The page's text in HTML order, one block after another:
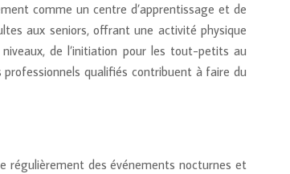
comme un centre d’apprentissage et de
aux seniors, offrant une activité physique
de l’initiation pour les tout-petits au
qualifiés contribuent à faire du
régulièrement des événements nocturnes et